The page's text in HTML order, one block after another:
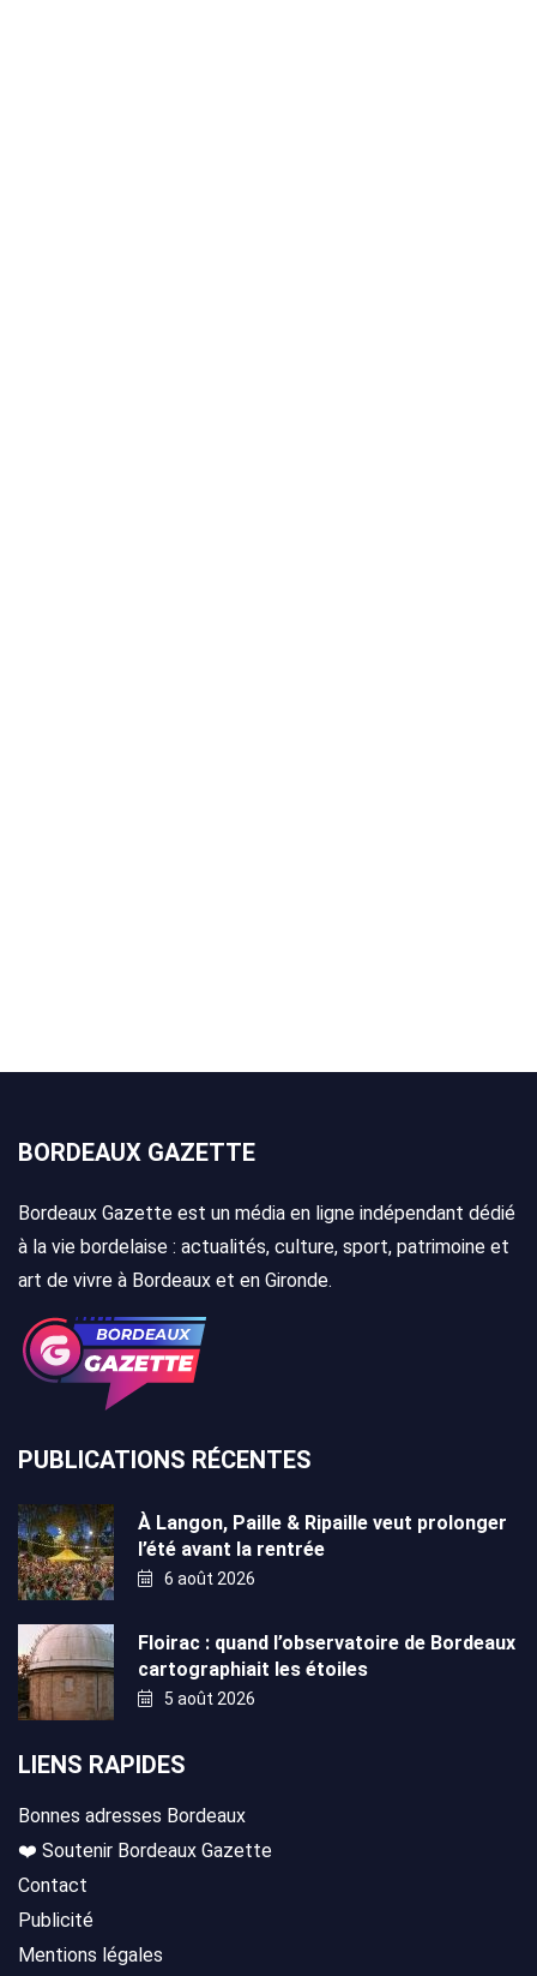
BORDEAUX GAZETTE
Bordeaux Gazette est un média en ligne indépendant dédié
à la vie bordelaise : actualités, culture, sport, patrimoine et
art de vivre à Bordeaux et en Gironde.
PUBLICATIONS RÉCENTES
À Langon, Paille & Ripaille veut prolonger
l’été avant la rentrée
6 août 2026
Floirac : quand l’observatoire de Bordeaux
cartographiait les étoiles
5 août 2026
LIENS RAPIDES
Bonnes adresses Bordeaux
❤️ Soutenir Bordeaux Gazette
Contact
Publicité
Mentions légales